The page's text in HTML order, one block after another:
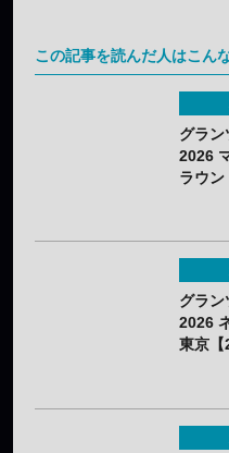
この記事を読んだ人はこん
グラ
2026
ラウン
グラ
2026
東京【